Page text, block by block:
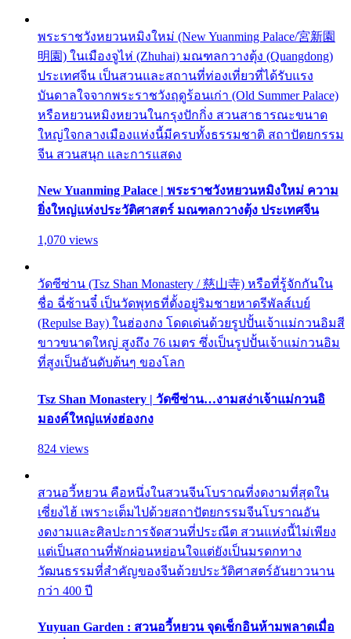
พระราชวังหยวนหมิงใหม่ (New Yuanming Palace/宮新園
明園) ในเมืองจูไห่ (Zhuhai) มณฑลกวางตุ้ง (Quangdong)
ประเทศจีน เป็นสวนและสถานที่ท่องเที่ยวที่ได้รับแรง
บันดาลใจจากพระราชวังฤดูร้อนเก่า (Old Summer Palace)
หรือหยวนหมิงหยวนในกรุงปักกิ่ง สวนสาธารณะขนาด
ใหญ่ใจกลางเมืองแห่งนี้มีครบทั้งธรรมชาติ สถาปัตยกรรม
จีน สวนสนุก และการแสดง
New Yuanming Palace | พระราชวังหยวนหมิงใหม่ ความ
ยิ่งใหญ่แห่งประวัติศาสตร์ มณฑลกวางตุ้ง ประเทศจีน
1,070 views
วัดซีซ่าน (Tsz Shan Monastery / 慈山寺) หรือที่รู้จักกันใน
ชื่อ ฉี่ซ้านจี๋ เป็นวัดพุทธที่ตั้งอยู่ริมชายหาดรีพัลส์เบย์
(Repulse Bay) ในฮ่องกง โดดเด่นด้วยรูปปั้นเจ้าแม่กวนอิมสี
ขาวขนาดใหญ่ สูงถึง 76 เมตร ซึ่งเป็นรูปปั้นเจ้าแม่กวนอิม
ที่สูงเป็นอันดับต้นๆ ของโลก
Tsz Shan Monastery | วัดซีซ่าน…งามสง่าเจ้าแม่กวนอิ
มองค์ใหญ่แห่งฮ่องกง
824 views
สวนอวี้หยวน คือหนึ่งในสวนจีนโบราณที่งดงามที่สุดใน
เซี่ยงไฮ้ เพราะเต็มไปด้วยสถาปัตยกรรมจีนโบราณอัน
งดงามและศิลปะการจัดสวนที่ประณีต สวนแห่งนี้ไม่เพียง
แต่เป็นสถานที่พักผ่อนหย่อนใจแต่ยังเป็นมรดกทาง
วัฒนธรรมที่สำคัญของจีนด้วยประวัติศาสตร์อันยาวนาน
กว่า 400 ปี
Yuyuan Garden : สวนอวี้หยวน จุดเช็กอินห้ามพลาดเมื่อ